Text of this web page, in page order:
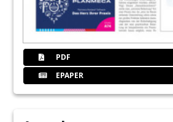
PDF
EPAPER